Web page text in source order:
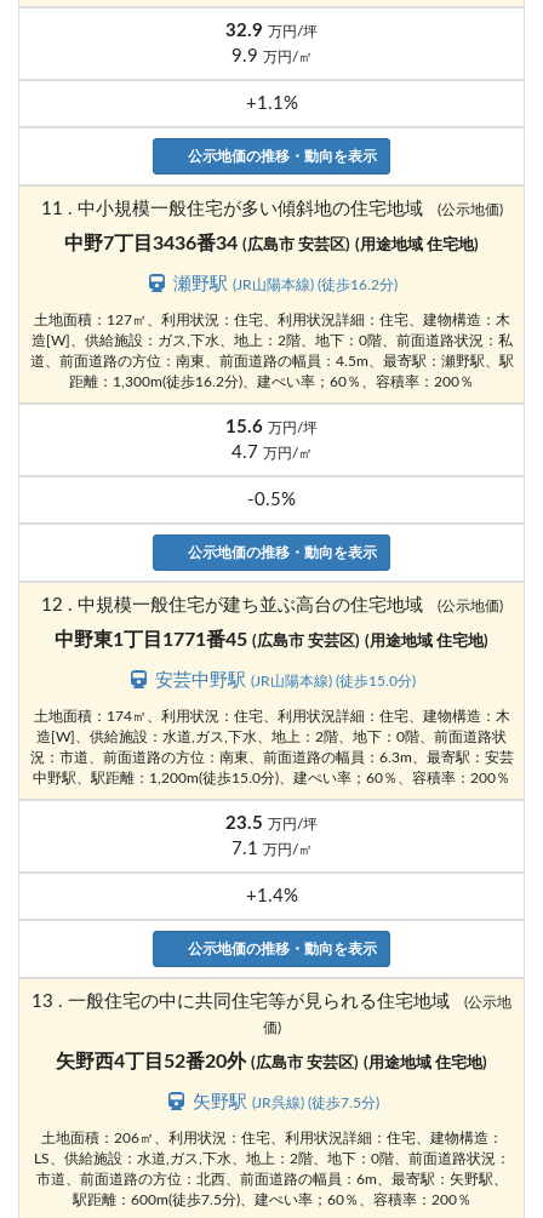
32.9 万円/坪
9.9 万円/㎡
+1.1%
公示地価の推移・動向を表示
11 . 中小規模一般住宅が多い傾斜地の住宅地域 (公示地価)
中野7丁目3436番34 (広島市 安芸区) (用途地域 住宅地)
瀬野駅(JR山陽本線) (徒歩16.2分)
土地面積：127㎡、利用状況：住宅、利用状況詳細：住宅、建物構造：木
造[W]、供給施設：ガス,下水、地上：2階、地下：0階、前面道路状況：私
道、前面道路の方位：南東、前面道路の幅員：4.5m、最寄駅：瀬野駅、駅
距離：1,300m(徒歩16.2分)、建ぺい率；60％、容積率：200％
15.6 万円/坪
4.7 万円/㎡
-0.5%
公示地価の推移・動向を表示
12 . 中規模一般住宅が建ち並ぶ高台の住宅地域 (公示地価)
中野東1丁目1771番45 (広島市 安芸区) (用途地域 住宅地)
安芸中野駅(JR山陽本線) (徒歩15.0分)
土地面積：174㎡、利用状況：住宅、利用状況詳細：住宅、建物構造：木
造[W]、供給施設：水道,ガス,下水、地上：2階、地下：0階、前面道路状
況：市道、前面道路の方位：南東、前面道路の幅員：6.3m、最寄駅：安芸
中野駅、駅距離：1,200m(徒歩15.0分)、建ぺい率；60％、容積率：200％
23.5 万円/坪
7.1 万円/㎡
+1.4%
公示地価の推移・動向を表示
13 . 一般住宅の中に共同住宅等が見られる住宅地域
(公示地
価)
矢野西4丁目52番20外 (広島市 安芸区) (用途地域 住宅地)
矢野駅 (JR呉線) (徒歩7.5分)
土地面積：206㎡、利用状況：住宅、利用状況詳細：住宅、建物構造：
LS、供給施設：水道,ガス,下水、地上：2階、地下：0階、前面道路状況：
市道、前面道路の方位：北西、前面道路の幅員：6m、最寄駅：矢野駅、
駅距離：600m(徒歩7.5分)、建ぺい率；60％、容積率：200％